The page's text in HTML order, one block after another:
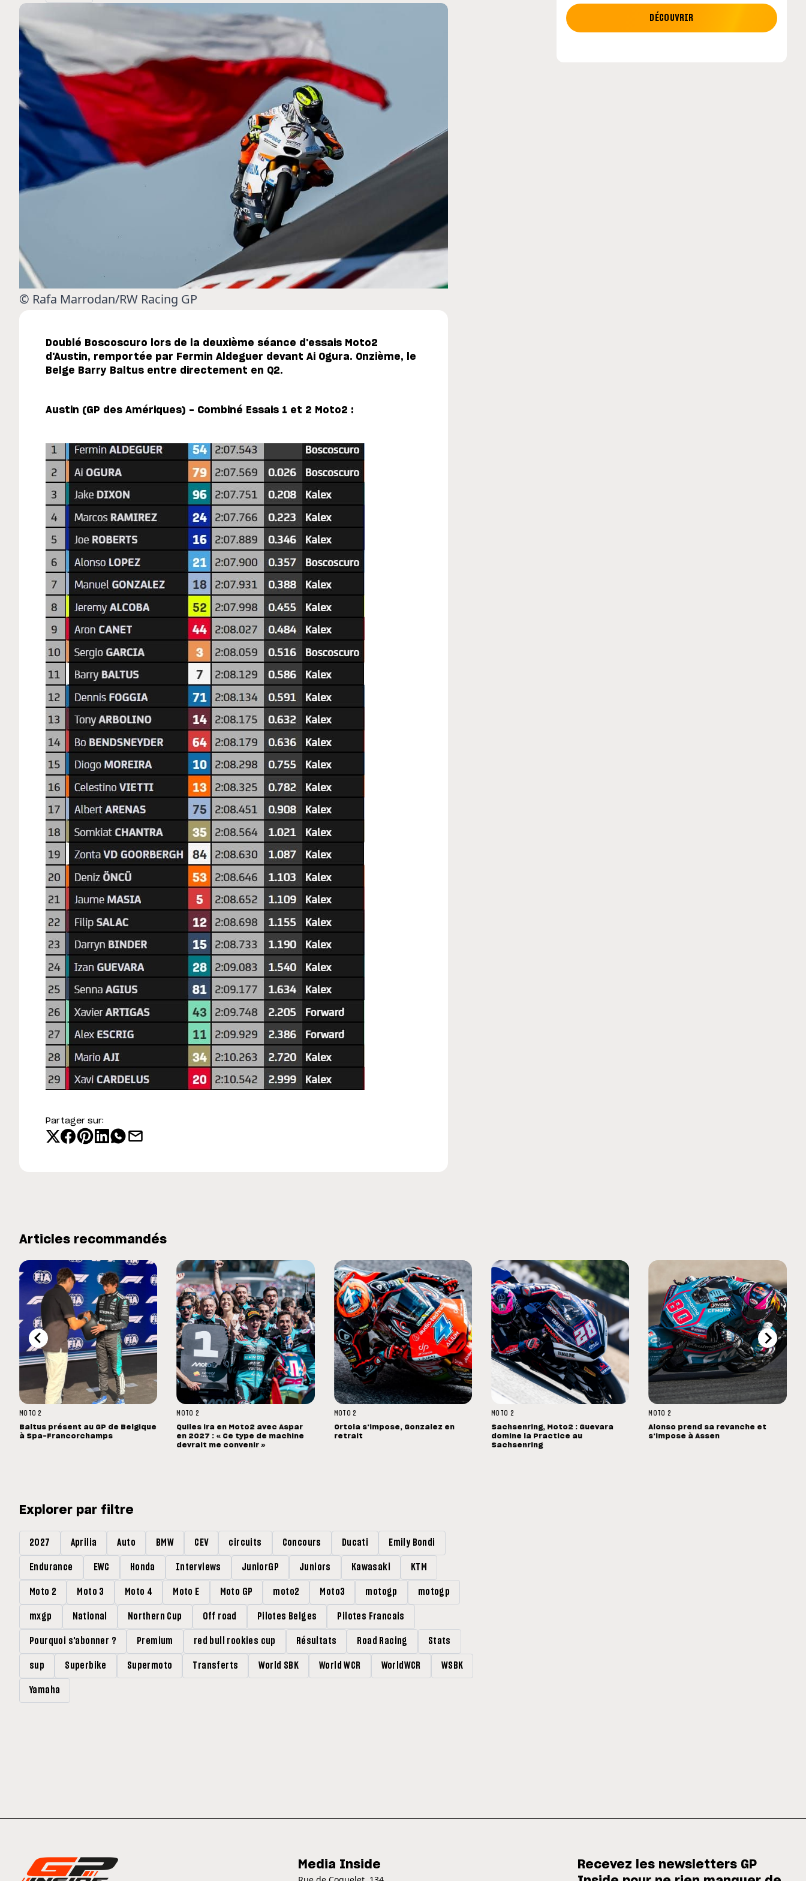
Silverstone : Horaires et Programme du GP de
Grande-Bretagne
Zarco évite l'opération et vise un retour en
MotoGP : les cinq constructeurs signent un
© Rafa Marrodan/RW Racing GP
Doublé Boscoscuro lors de la deuxième séance d'essais Moto2
d'Austin, remportée par Fermin Aldeguer devant Ai Ogura. Onzième, le
Belge Barry Baltus entre directement en Q2.
Austin (GP des Amériques) - Combiné Essais 1 et 2 Moto2 :
Partager sur:
DÉCOUVRIR
Articles recommandés
MOTO 2
Baltus présent au GP de Belgique
à Spa-Francorchamps
MOTO 2
Quiles ira en Moto2 avec Aspar
en 2027 : « Ce type de machine
devrait me convenir »
MOTO 2
Ortola s'impose, Gonzalez en
retrait
MOTO 2
Sachsenring, Moto2 : Guevara
domine la Practice au
Sachsenring
MOTO 2
Alonso prend sa revanche et
s'impose à Assen
Explorer par filtre
2027 Aprilia Auto BMW CEV circuits Concours Ducati Emily Bondi
Endurance EWC Honda Interviews JuniorGP Juniors Kawasaki KTM
Moto 2 Moto 3 Moto 4 Moto E Moto GP moto2 Moto3 motogp motogp
mxgp National Northern Cup Off road Pilotes Belges Pilotes Francais
Pourquoi s'abonner ? Premium red bull rookies cup Résultats Road Racing Stats
sup Superbike Supermoto Transferts World SBK World WCR WorldWCR WSBK
Yamaha
Media Inside
Recevez les newsletters GP